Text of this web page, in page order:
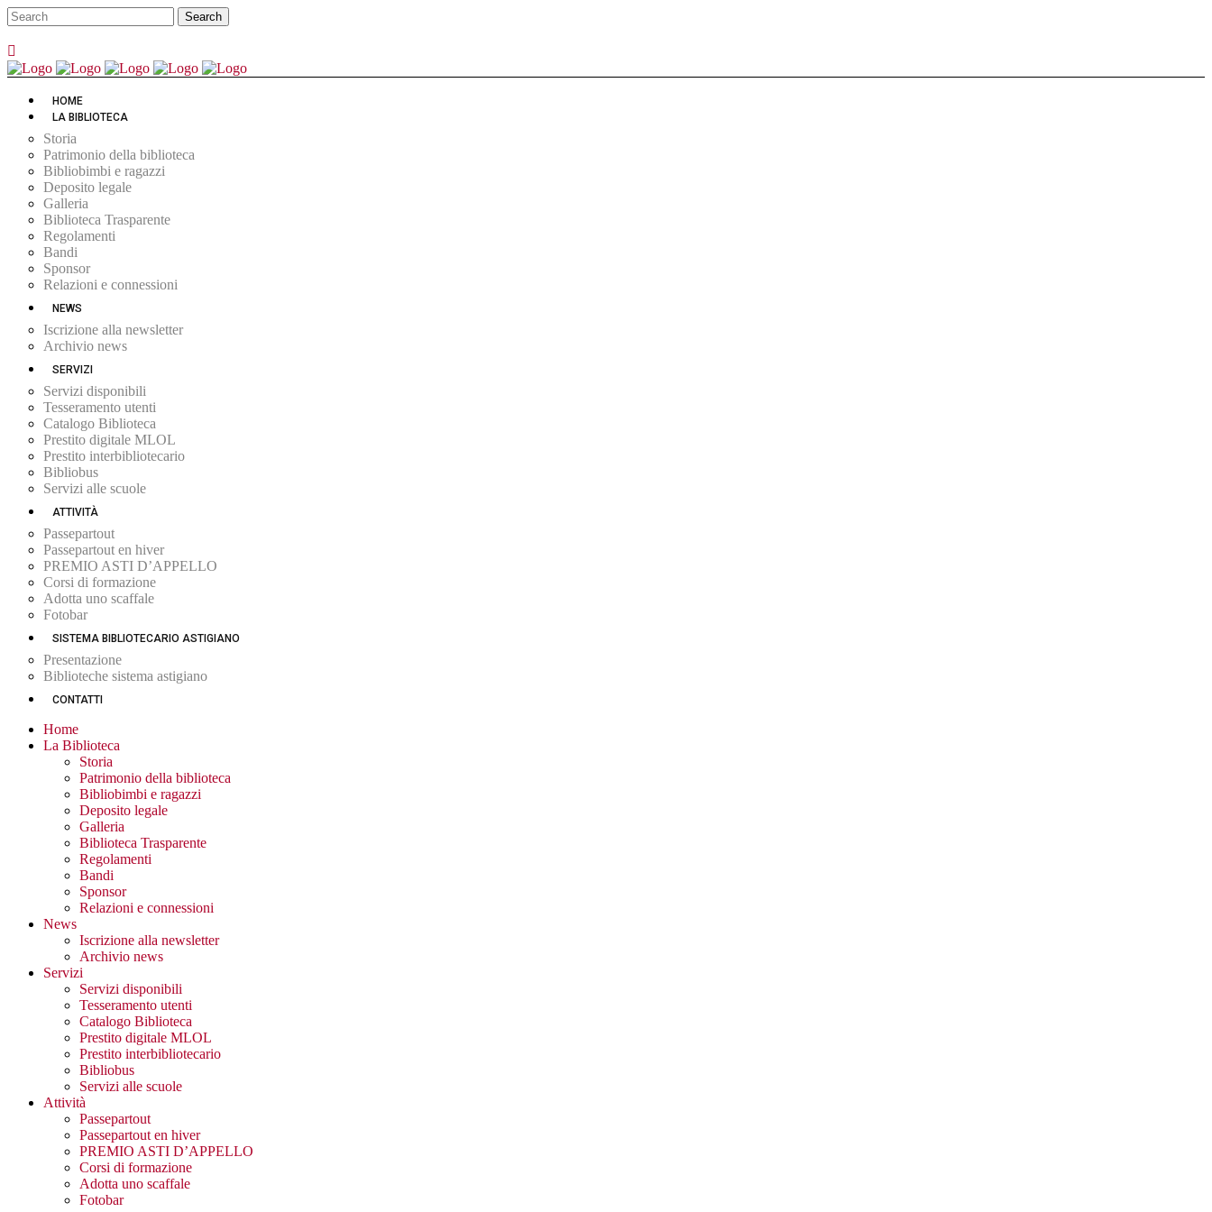
HOME
LA BIBLIOTECA
Storia
Patrimonio della biblioteca
Bibliobimbi e ragazzi
Deposito legale
Galleria
Biblioteca Trasparente
Regolamenti
Bandi
Sponsor
Relazioni e connessioni
NEWS
Iscrizione alla newsletter
Archivio news
SERVIZI
Servizi disponibili
Tesseramento utenti
Catalogo Biblioteca
Prestito digitale MLOL
Prestito interbibliotecario
Bibliobus
Servizi alle scuole
ATTIVITÀ
Passepartout
Passepartout en hiver
PREMIO ASTI D’APPELLO
Corsi di formazione
Adotta uno scaffale
Fotobar
SISTEMA BIBLIOTECARIO ASTIGIANO
Presentazione
Biblioteche sistema astigiano
CONTATTI
Home
La Biblioteca
Storia
Patrimonio della biblioteca
Bibliobimbi e ragazzi
Deposito legale
Galleria
Biblioteca Trasparente
Regolamenti
Bandi
Sponsor
Relazioni e connessioni
News
Iscrizione alla newsletter
Archivio news
Servizi
Servizi disponibili
Tesseramento utenti
Catalogo Biblioteca
Prestito digitale MLOL
Prestito interbibliotecario
Bibliobus
Servizi alle scuole
Attività
Passepartout
Passepartout en hiver
PREMIO ASTI D’APPELLO
Corsi di formazione
Adotta uno scaffale
Fotobar